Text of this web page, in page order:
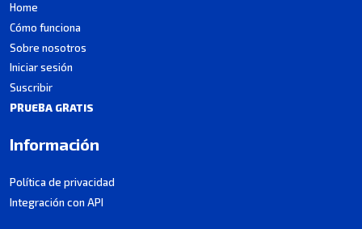
Home
Cómo funciona
Sobre nosotros
Iniciar sesión
Suscribir
PRUEBA GRATIS
Información
Política de privacidad
Integración con API